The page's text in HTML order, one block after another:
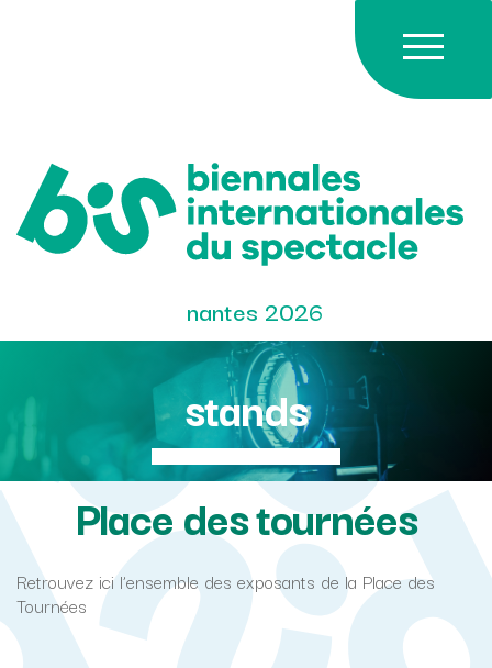
nantes 2026
stands
Place des tournées
Retrouvez ici l’ensemble des exposants de la Place des
Tournées